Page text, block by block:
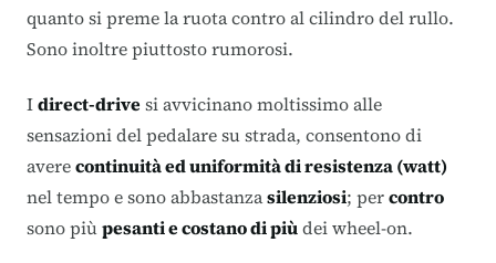
quanto si preme la ruota contro al cilindro del rullo.
Sono inoltre piuttosto rumorosi.
Idirect-drivesi avvicinano moltissimo alle
sensazioni del pedalare su strada, consentono di
averecontinuità ed uniformità di resistenza (watt)
nel tempo e sono abbastanzasilenziosi; percontro
sono piùpesanti e costano di piùdei wheel-on.